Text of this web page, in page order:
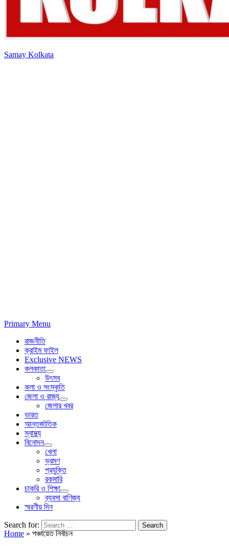
Samay Kolkata
Primary Menu
রাজনীতি
ক্রাইম ফাইল
Exclusive NEWS
কলকাতা
উৎসব
কলা ও সংস্কৃতি
জেলা ও রাজ্য
জেলার খবর
ভারত
আন্তর্জাতিক
স্বাস্থ্য
বিনোদন
খেলা
ভ্রমণ
প্রযুক্তি
রকমারি
চাকরি ও শিক্ষা
ব্যবসা বাণিজ্য
স্মরণীয় দিন
Search for:
Home » পঞ্চায়েত নির্বাচন